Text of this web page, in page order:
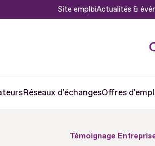
Site emploiActualités &
Réseaux d'échangesOffres
Témoignage